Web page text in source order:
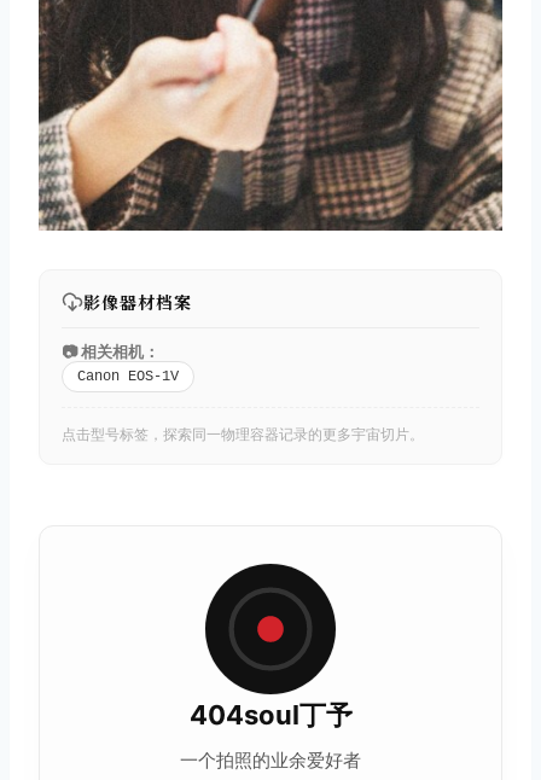
影像器材档案
📷 相关相机：
Canon EOS-1V
点击型号标签，探索同一物理容器记录的更多宇宙切片。
404soul丁予
一个拍照的业余爱好者